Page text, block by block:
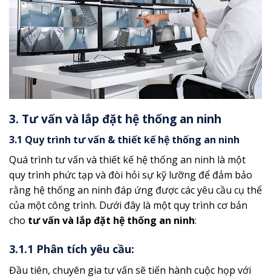
3. Tư vấn và lắp đặt hệ thống an ninh
3.1 Quy trình tư vấn & thiết kế hệ thống an ninh
Quá trình tư vấn và thiết kế hệ thống an ninh là một
quy trình phức tạp và đòi hỏi sự kỹ lưỡng để đảm bảo
rằng hệ thống an ninh đáp ứng được các yêu cầu cụ thể
của một công trình. Dưới đây là một quy trình cơ bản
cho tư vấn và lắp đặt hệ thống an ninh:
3.1.1 Phân tích yêu cầu:
Đầu tiên, chuyên gia tư vấn sẽ tiến hành cuộc họp với